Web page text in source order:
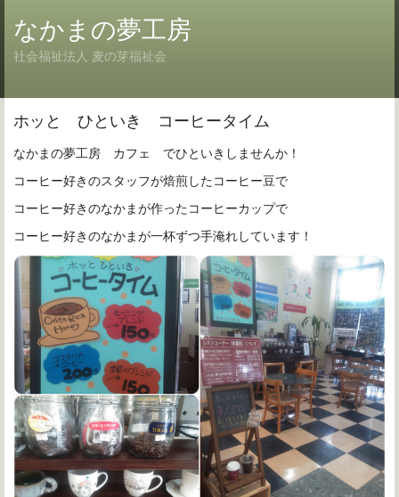
なかまの夢工房
社会福祉法人 麦の芽福祉会
ホッと ひといき コーヒータイム
なかまの夢工房 カフェ でひといきしませんか！
コーヒー好きのスタッフが焙煎したコーヒー豆で
コーヒー好きのなかまが作ったコーヒーカップで
コーヒー好きのなかまが一杯ずつ手淹れしています！